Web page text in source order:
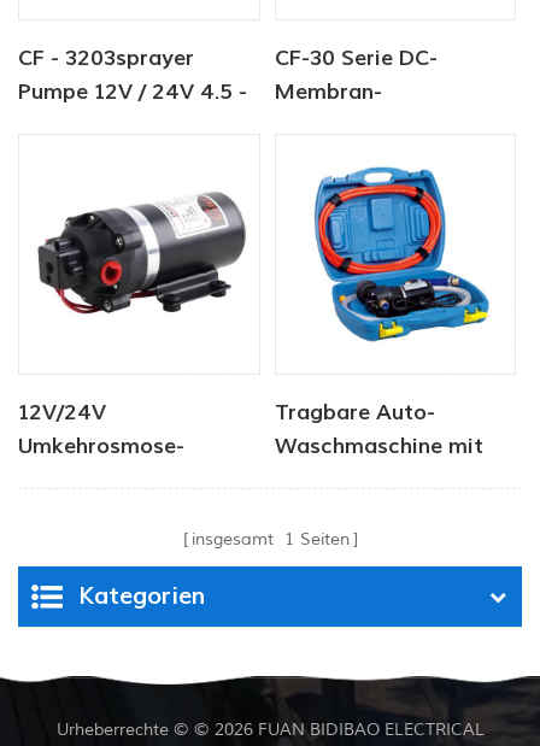
CF - 3203sprayer
Pumpe 12V / 24V 4.5 -
CF-30 Serie DC-
Membran-
4.5-6.0LPM 80-100PSI
12V/24V
Umkehrosmose-
Tragbare Auto-
Waschmaschine mit
insgesamt 1 Seiten
Kategorien
Urheberrechte © © 2026 FUAN BIDIBAO ELECTRICAL